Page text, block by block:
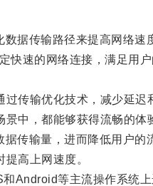
据传输路径来提高网络速
速的网络连接，满足用户
输优化技术，减少延迟
中，都能够获得流畅的体
传输量，进而降低用户的
高上网速度。
Android等主流操作系统上